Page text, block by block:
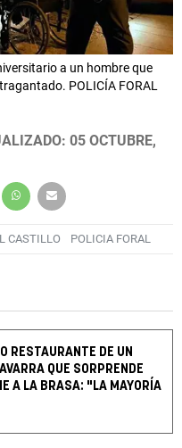
a un hombre que
POLICÍA FORAL
05 OCTUBRE,
CASTILLO POLICIA FORAL
RESTAURANTE DE UN
QUE SORPRENDE
A LA BRASA: "LA MAYORÍA